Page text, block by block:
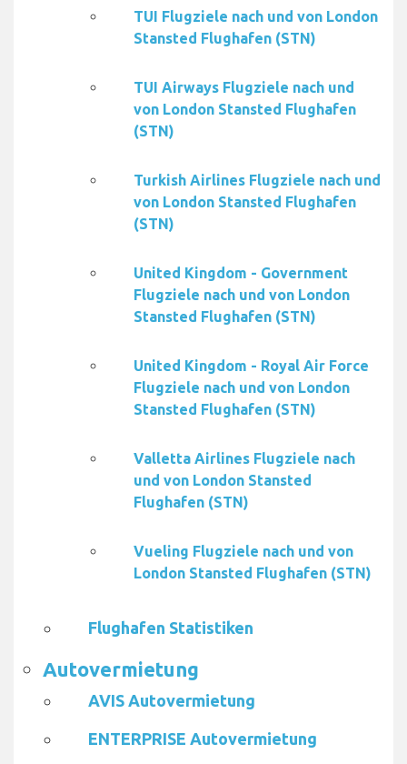
TUI Flugziele nach und von London
Stansted Flughafen (STN)
TUI Airways Flugziele nach und
von London Stansted Flughafen
(STN)
Turkish Airlines Flugziele nach und
von London Stansted Flughafen
(STN)
United Kingdom - Government
Flugziele nach und von London
Stansted Flughafen (STN)
United Kingdom - Royal Air Force
Flugziele nach und von London
Stansted Flughafen (STN)
Valletta Airlines Flugziele nach
und von London Stansted
Flughafen (STN)
Vueling Flugziele nach und von
London Stansted Flughafen (STN)
Flughafen Statistiken
Autovermietung
AVIS Autovermietung
ENTERPRISE Autovermietung